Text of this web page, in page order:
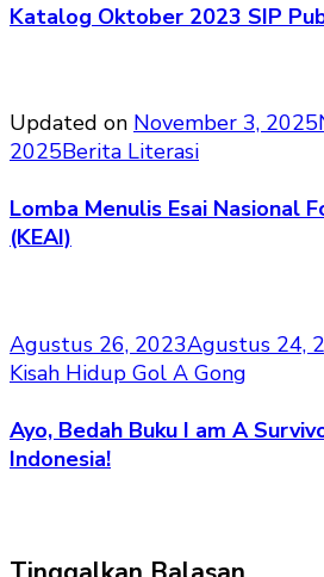
Katalog Oktober 2023 SIP
Updated on November 3, 2025
2025Berita Literasi
Lomba Menulis Esai Nasional
(KEAI)
Agustus 26, 2023Agustus 24,
Kisah Hidup Gol A Gong
Ayo, Bedah Buku I am A
Indonesia!